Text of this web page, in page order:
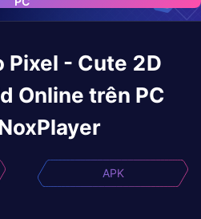
Pixel - Cute 2D
Online trên PC
APK